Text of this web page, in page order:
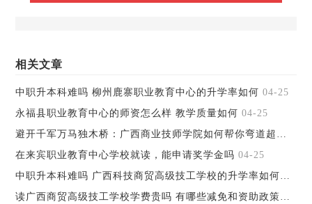
相关文章
中职升本科难吗 柳州鹿寨职业教育中心的升学率如何 04-25
永福县职业教育中心的师资怎么样 教学质量如何 04-25
避开千军万马独木桥：广西商业技师学院如何帮你弯道超车
在来宾职业教育中心学校就读，能申请奖学金吗 04-25
中职升本科难吗 广西科技商贸高级技工学校的升学率如何04-25
读广西商贸高级技工学校学费贵吗 有哪些减免和资助政策04-25